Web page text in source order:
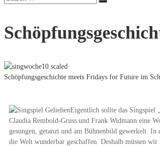
Schöpfungsgeschichte meets Fridays for Future im
Eigentlich sollte das Singspiel
Claudia Rembold-Gruss und Frank Widmann eine
gesungen, getanzt und am Bühnenbild gewerkelt.
die Welt wunderbar geschaffen. Deshalb müssen wir